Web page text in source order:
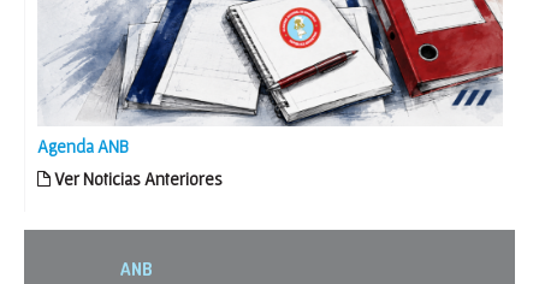
Agenda ANB
Ver Noticias Anteriores
ANB